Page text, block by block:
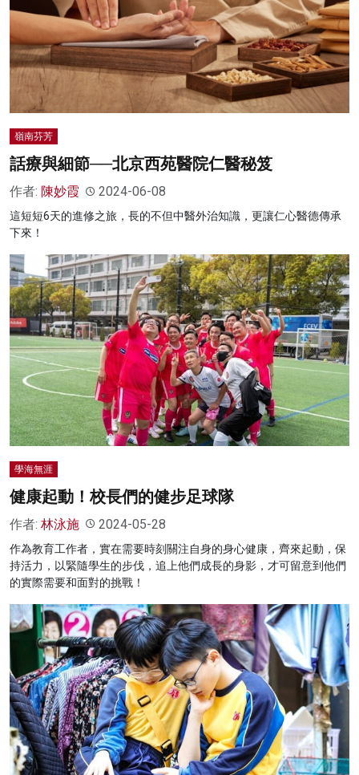
嶺南芬芳
話療與細節──北京西苑醫院仁醫秘笈
作者: 陳妙霞 2024-06-08
這短短6天的進修之旅，長的不但中醫外治知識，更讓仁心醫德傳承
下來！
學海無涯
健康起動！校長們的健步足球隊
作者: 林泳施 2024-05-28
作為教育工作者，實在需要時刻關注自身的身心健康，齊來起動，保
持活力，以緊隨學生的步伐，追上他們成長的身影，才可留意到他們
的實際需要和面對的挑戰！